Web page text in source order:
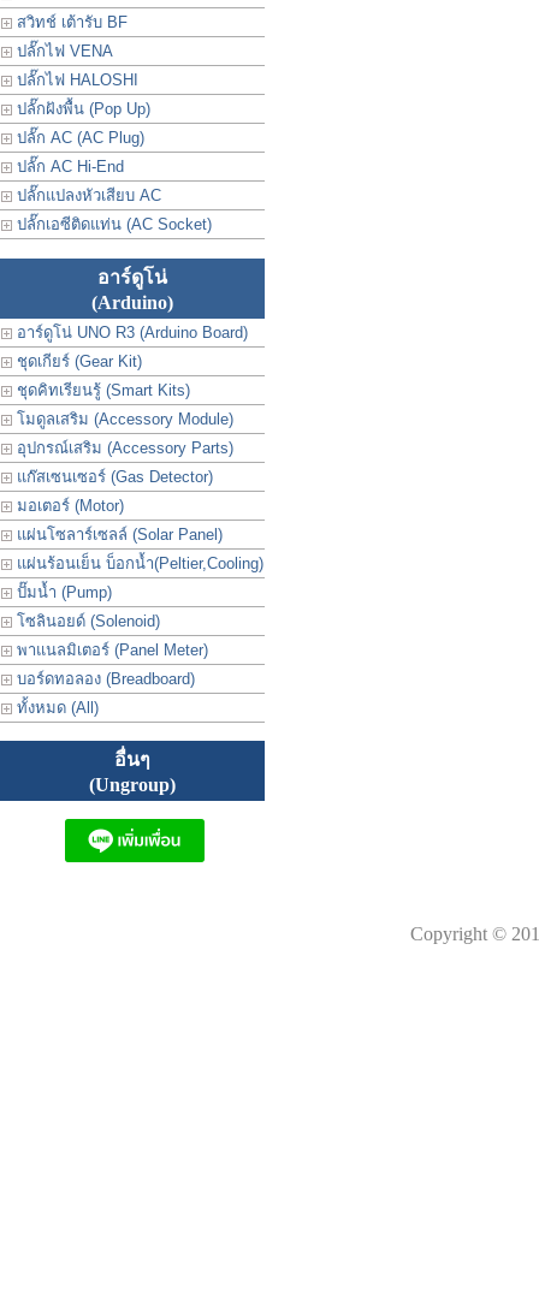
สวิทช์ เต้ารับ BF
ปลั๊กไฟ VENA
ปลั๊กไฟ HALOSHI
ปลั๊กฝังพื้น (Pop Up)
ปลั๊ก AC (AC Plug)
ปลั๊ก AC Hi-End
ปลั๊กแปลงหัวเสียบ AC
ปลั๊กเอซีติดแท่น (AC Socket)
อาร์ดูโน่
(Arduino)
อาร์ดูโน่ UNO R3 (Arduino Board)
ชุดเกียร์ (Gear Kit)
ชุดคิทเรียนรู้ (Smart Kits)
โมดูลเสริม (Accessory Module)
อุปกรณ์เสริม (Accessory Parts)
แก๊สเซนเซอร์ (Gas Detector)
มอเตอร์ (Motor)
แผ่นโซลาร์เซลล์ (Solar Panel)
แผ่นร้อนเย็น บ็อกน้ำ(Peltier,Cooling)
ปั๊มน้ำ (Pump)
โซลินอยด์ (Solenoid)
พาแนลมิเตอร์ (Panel Meter)
บอร์ดทอลอง (Breadboard)
ทั้งหมด (All)
อื่นๆ
(Ungroup)
Copyright ©